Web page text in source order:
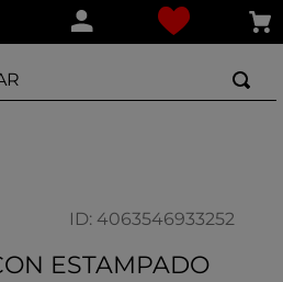
ID: 4063546933252
ESTAMPADO